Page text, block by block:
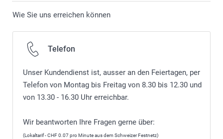
Wie Sie uns erreichen können
Telefon
Unser Kundendienst ist, ausser an den Feiertagen, per
Telefon von Montag bis Freitag von 8.30 bis 12.30 und
von 13.30 - 16.30 Uhr erreichbar.
Wir beantworten Ihre Fragen gerne über:
(Lokaltarif - CHF 0.07 pro Minute aus dem Schweizer Festnetz)